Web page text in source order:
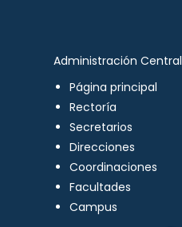
Administración Central
Página principal
Rectoría
Secretarios
Direcciones
Coordinaciones
Facultades
Campus